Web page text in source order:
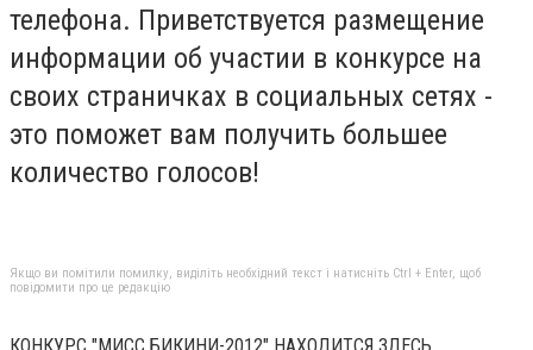
телефона. Приветствуется размещение
информации об участии в конкурсе на
своих страничках в социальных сетях -
это поможет вам получить большее
количество голосов!
Якщо ви помітили помилку, виділіть необхідний текст і натисніть Ctrl + Enter, щоб
повідомити про це редакцію